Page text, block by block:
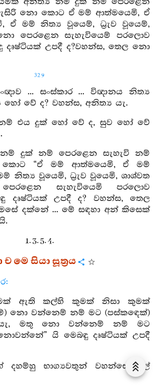
නො කොට ඒ මම් ආත්මයෙමි, ඒ
ඒ මම් නිත්‍ය වූයෙම්, ධ්‍රැව වූයෙම්,
පෙරළෙන සැහැවියෙම් පරලොව
දෘෂ්ටියක් උපදී ද?වහන්ස, තෙල නො
329
... සංස්කාර ... විඥානය නිත්‍ය
වේ ද? වහන්ස, අනිත්‍ය යැ.
එය දුක් හෝ වේ ද, සුව හෝ වේ
දුක් නම් පෙරළෙන සැහැවි නම්
“ඒ මම් ආත්මයෙමි, ඒ මම්
නිත්‍ය වූයෙමි, ධ්‍රැව වූයෙමි, ශාශ්වත
සැහැවියෙමි පරලොව
දෘෂ්ටියක් උපදී ද? වහන්ස, තෙල
දක්නේ ... මේ සඳහා අන් කිසෙක්
1. 3. 5. 4.
මෙ සියා සූත්‍රය
ඇති කල්හි කුමක් නිසා කුමක්
නො වන්නෙම් නම් මට (පස්කඳෙක්)
මතු නො වන්නෙම් නම් මට
යි මෙබඳු දෘෂ්ටියක් උපදී
දහම්හු භාග්‍යවතුන් වහන්සේ මුල්